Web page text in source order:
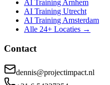
AI Training Arnhem
AI Training Utrecht
AI Training Amsterdam
Alle 24+ Locaties →
Contact
dennis@projectimpact.nl